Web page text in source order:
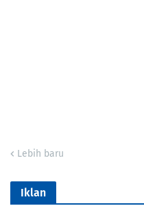
Lebih baru
Iklan